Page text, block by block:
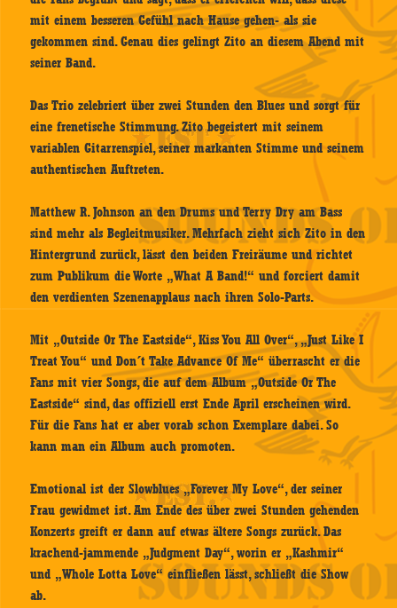
mit einem besseren Gefühl nach Hause gehen- als sie
gekommen sind. Genau dies gelingt Zito an diesem Abend mit
seiner Band.
Das Trio zelebriert über zwei Stunden den Blues und sorgt für
eine frenetische Stimmung. Zito begeistert mit seinem
variablen Gitarrenspiel, seiner markanten Stimme und seinem
authentischen Auftreten.
Matthew R. Johnson an den Drums und Terry Dry am Bass
sind mehr als Begleitmusiker. Mehrfach zieht sich Zito in den
Hintergrund zurück, lässt den beiden Freiräume und richtet
zum Publikum die Worte „What A Band!“ und forciert damit
den verdienten Szenenapplaus nach ihren Solo-Parts.
Mit „Outside Or The Eastside“, Kiss You All Over“, „Just Like I
Treat You“ und Don´t Take Advance Of Me“ überrascht er die
Fans mit vier Songs, die auf dem Album „Outside Or The
Eastside“ sind, das offiziell erst Ende April erscheinen wird.
Für die Fans hat er aber vorab schon Exemplare dabei. So
kann man ein Album auch promoten.
Emotional ist der Slowblues „Forever My Love“, der seiner
Frau gewidmet ist. Am Ende des über zwei Stunden gehenden
Konzerts greift er dann auf etwas ältere Songs zurück. Das
krachend-jammende „Judgment Day“, worin er „Kashmir“
und „Whole Lotta Love“ einfließen lässt, schließt die Show
ab.